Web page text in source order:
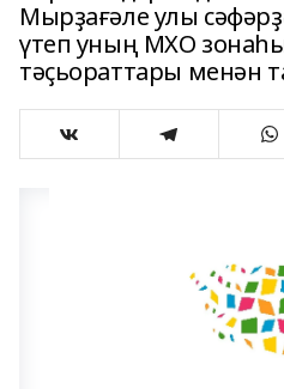
Мырҙағәле улы
үтеп уның МХО
тәҫьораттары менән